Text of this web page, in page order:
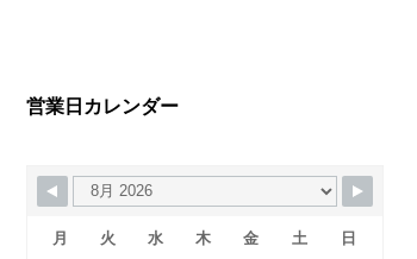
営業日カレンダー
月 火 水 木 金 土 日